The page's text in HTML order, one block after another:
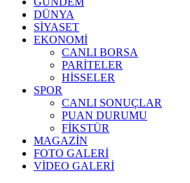
DÜNYA
SİYASET
EKONOMİ
CANLI BORSA
PARİTELER
HİSSELER
SPOR
CANLI SONUÇLAR
PUAN DURUMU
FİKSTÜR
MAGAZİN
FOTO GALERİ
VİDEO GALERİ